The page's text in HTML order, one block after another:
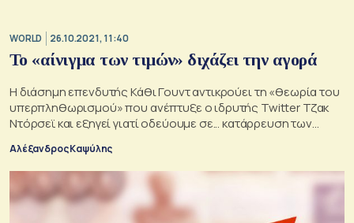
WORLD 26.10.2021, 11:40
Το «αίνιγμα των τιμών» διχάζει την αγορά
Η διάσημη επενδυτής Κάθι Γουντ αντικρούει τη «θεωρία του
υπερπληθωρισμού» που ανέπτυξε ο ιδρυτής Twitter Τζακ
Ντόρσεϊ και εξηγεί γιατί οδεύουμε σε... κατάρρευση των
Αλέξανδρος Καψύλης